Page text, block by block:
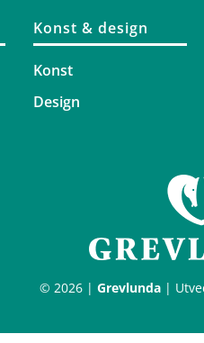
Konst & design
Konst
Design
© 2026 | Grevlunda|